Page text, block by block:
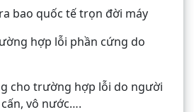
bao quốc tế trọn đời máy
hợp lỗi phần cứng do
cho trường hợp lỗi do người
vô nước….